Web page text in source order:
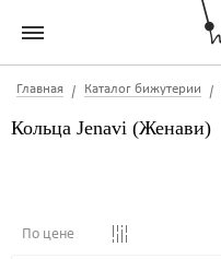
Главная Каталог бижутерии
Кольца Jenavi (Женави)
По цене